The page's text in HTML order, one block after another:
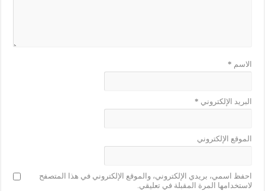
الاسم *
البريد الإلكتروني *
الموقع الإلكتروني
احفظ اسمي، بريدي الإلكتروني، والموقع الإلكتروني في هذا المتصفح
لاستخدامها المرة المقبلة في تعليقي.